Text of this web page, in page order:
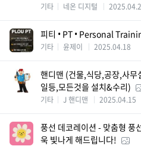
기타 네온 디지털
피티 • PT • Personal
기타 윤제이 2025.04.18
핸디맨 (건물,식당,공장,사
일등,모든것을 설치&수리)
기타 J 핸디맨 2025.04.15
풍선 데코레이션 - 맞춤형 풍
욱 빛나게 해드립니다!